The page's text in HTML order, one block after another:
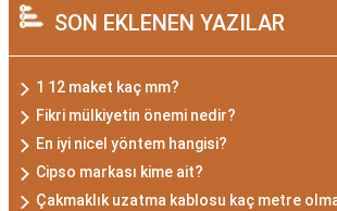
SON EKLENEN YAZILAR
1 12 maket kaç mm?
Fikri mülkiyetin önemi nedir?
En iyi nicel yöntem hangisi?
Cipso markası kime ait?
Çakmaklık uzatma kablosu kaç metre